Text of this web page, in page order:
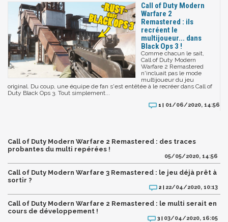
Call of Duty Modern
Warfare 2
Remastered : ils
recréent le
multijoueur... dans
Black Ops 3 !
Comme chacun le sait,
Call of Duty Modern
Warfare 2 Remastered
n'incluait pas le mode
multijoueur du jeu
original. Du coup, une équipe de fan s'est entêtée à le recréer dans Call of
Duty Black Ops 3. Tout simplement...
1 | 01/06/2020, 14:56
Call of Duty Modern Warfare 2 Remastered : des traces
probantes du multi repérées !
05/05/2020, 14:56
Call of Duty Modern Warfare 3 Remastered : le jeu déjà prêt à
sortir ?
2 | 22/04/2020, 10:13
Call of Duty Modern Warfare 2 Remastered : le multi serait en
cours de développement !
3 | 03/04/2020, 16:05